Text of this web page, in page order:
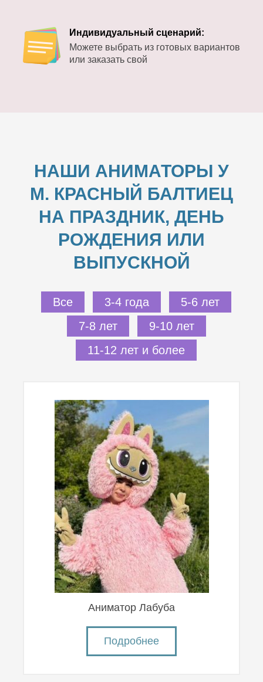
Индивидуальный сценарий:
Можете выбрать из готовых вариантов
или заказать свой
НАШИ АНИМАТОРЫ У
М. КРАСНЫЙ БАЛТИЕЦ
НА ПРАЗДНИК, ДЕНЬ
РОЖДЕНИЯ ИЛИ
ВЫПУСКНОЙ
Все 3-4 года
5-6 лет
7-8 лет
9-10 лет
11-12 лет и более
Аниматор Лабуба
Подробнее